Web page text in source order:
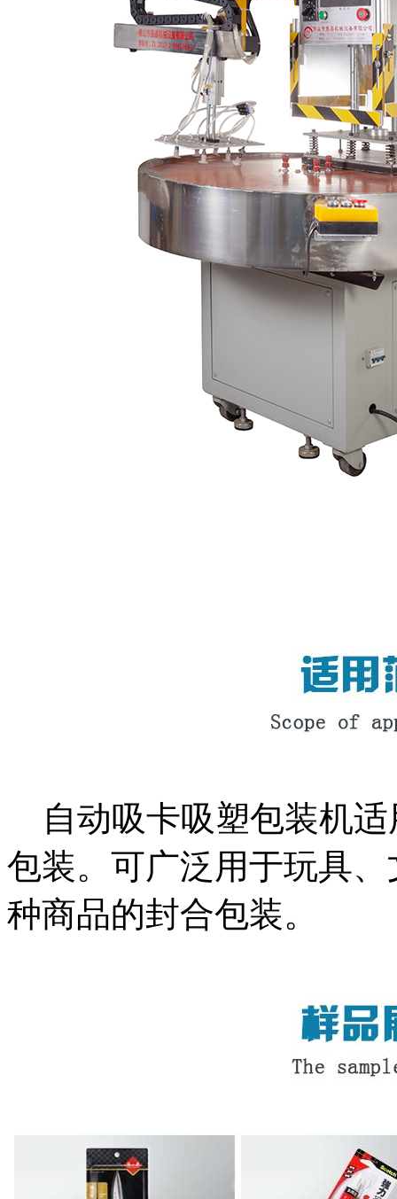
自动吸卡吸塑包装机适
包装。可广泛用于玩具
种商品的封合包装。